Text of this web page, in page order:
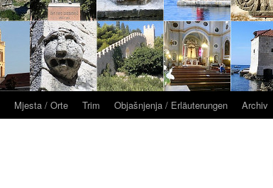
Mjesta / Orte Trim Objašnjenja / Erläuterungen Archiv